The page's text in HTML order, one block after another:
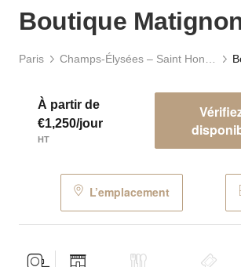
Boutique
Paris
À partir de
€1,250/jour
HT
L’emplacement